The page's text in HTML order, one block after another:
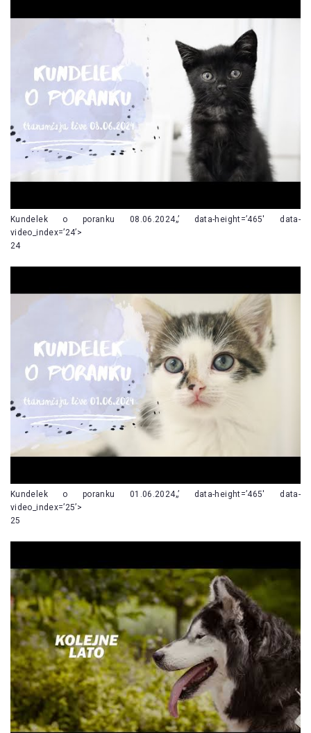
Kundelek o poranku 08.06.2024„’ data-height=’465′ data-
video_index=’24’>
24
Kundelek o poranku 01.06.2024„’ data-height=’465′ data-
video_index=’25’>
25